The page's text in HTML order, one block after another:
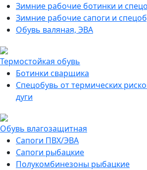
Зимние рабочие ботинки и
Зимние рабочие сапоги и
Обувь валяная, ЭВА
Термостойкая обувь
Ботинки сварщика
Спецобувь от термических
дуги
Обувь влагозащитная
Сапоги ПВХ/ЭВА
Сапоги рыбацкие
Полукомбинезоны рыбацкие